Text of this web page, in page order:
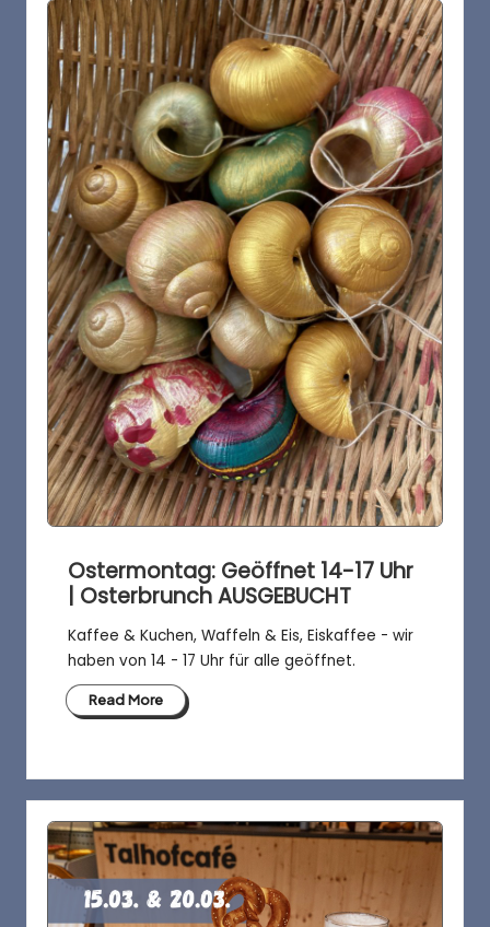
Ostermontag: Geöffnet 14-17 Uhr
| Osterbrunch AUSGEBUCHT
Kaffee & Kuchen, Waffeln & Eis, Eiskaffee - wir
haben von 14 - 17 Uhr für alle geöffnet.
Read More